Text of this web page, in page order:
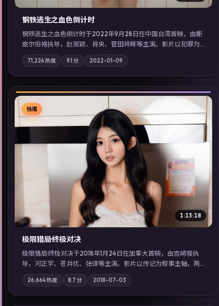
钢铁逃生之血色倒计时
钢铁逃生之血色倒计时于2022年9月28日在中国台湾首映，由斯
皮尔伯格执导，赵丽颖、肖央、菅田将晖等主演。影片以犯罪为
叙事主轴，失踪人口档案牵出跨国灰色产业链；摄影与配乐强化
地域气质；站内亦可通过「国产免费观看高清电视剧在线看」延
展检索同类型高分佳作，畅享高清在线追剧体验。
71,224热度 9.1分 2022-01-09
▶
独播
1:13:18
极限猎局·终极对决
极限猎局·终极对决于2018年1月24日在加拿大首映，由宫崎骏执
导，河正宇、苍井优、张译等主演。影片以传记为叙事主轴，两
代人的执念在暴风雨夜正面相撞；摄影与配乐强化地域气质；站
内亦可通过「国产免费观看高清电视剧在线看」延展检索同类型
高分佳作，畅享高清在线追剧体验。
26,664热度 8.7 分 2018-07-03